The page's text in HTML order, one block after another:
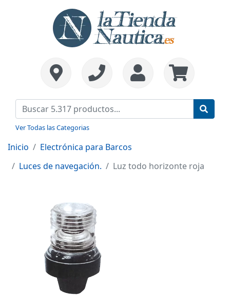
Ver Todas las Categorias
Inicio
Electrónica para Barcos
Luces de navegación.
Luz todo horizonte roja